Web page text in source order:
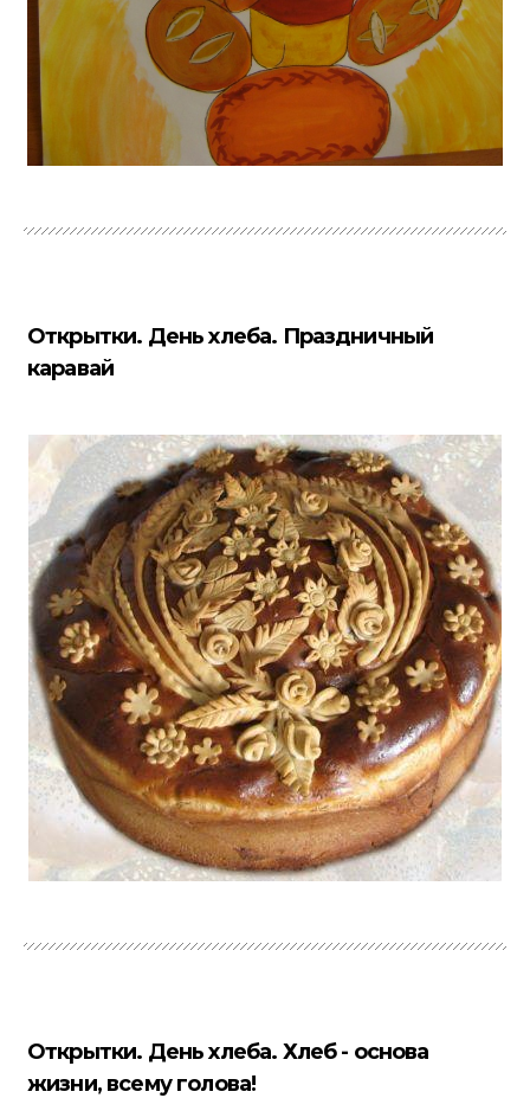
Открытки. День хлеба. Праздничный
каравай
Открытки. День хлеба. Хлеб - основа
жизни, всему голова!